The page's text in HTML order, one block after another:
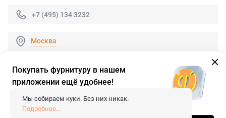
+7 (495) 134 3232
Москва
© 2026 «FieraShop.ru»
Сопровождение сайта
- Вебформат.
Все права защищены.
Не является публичной офертой
Покупать фурнитуру в нашем
приложении ещё удобнее!
Мы собираем куки. Без них никак.
Подробнее...